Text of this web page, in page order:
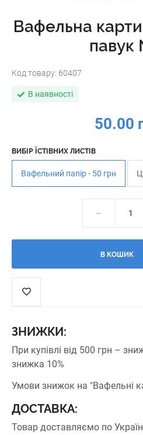
Вафельна
Код товару: 60407
В наявності
50.00
ВИБІР ЇСТІВНИХ ЛИСТІВ
Вафельний папір - 50 грн
В КОШИК
ЗНИЖКИ:
При купівлі від 500 грн –
знижка 10%
Умови знижок на "Вафельні
ДОСТАВКА:
Товар доставляємо по